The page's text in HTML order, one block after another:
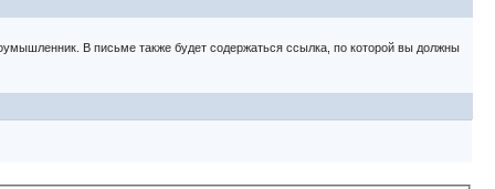
В письме также будет содержаться ссылка, по которой вы должны